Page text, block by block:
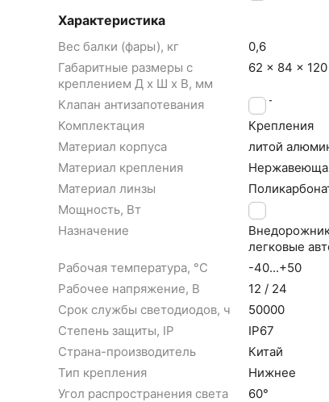
Характеристика
Вес балки (фары), кг
0,6
Габаритные размеры с
креплением Д x Ш x В, мм
62 x 84 x 120
Клапан антизапотевания
НЕТ
Комплектация
Крепления
Материал корпуса
литой
Материал крепления
Материал линзы
Мощность, Вт
33
Назначение
легковые
Рабочая температура, °С
-40...+50
Рабочее напряжение, В
12 / 24
Срок службы светодиодов, ч
50000
Степень защиты, IP
IP67
Страна-производитель
Китай
Тип крепления
Нижнее
Угол распространения света
60°